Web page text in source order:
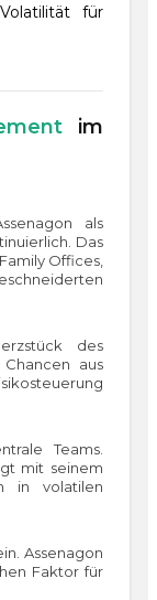
für
im
als
Das
Offices,
des
aus
Teams.
mit seinem
in volatilen
Assenagon
Faktor für